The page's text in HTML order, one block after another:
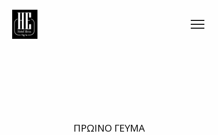
ΠΡΩΙΝΟ ΓΕΥΜΑ